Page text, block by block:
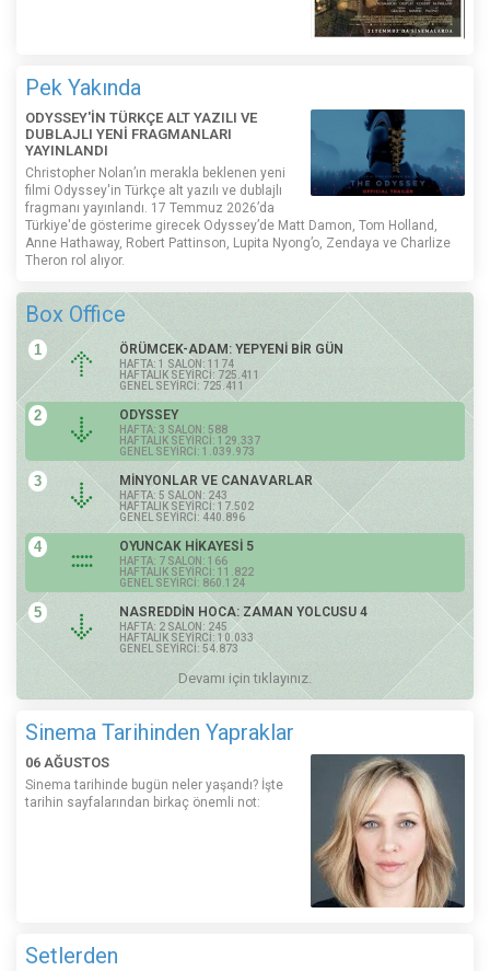
Pek Yakında
ODYSSEY'İN TÜRKÇE ALT YAZILI VE
DUBLAJLI YENİ FRAGMANLARI
YAYINLANDI
Christopher Nolan’ın merakla beklenen yeni
filmi Odyssey'in Türkçe alt yazılı ve dublajlı
fragmanı yayınlandı. 17 Temmuz 2026’da
Türkiye'de gösterime girecek Odyssey’de Matt Damon, Tom Holland,
Anne Hathaway, Robert Pattinson, Lupita Nyong’o, Zendaya ve Charlize
Theron rol alıyor.
Box Office
1 ÖRÜMCEK-ADAM: YEPYENİ BİR GÜN
HAFTA: 1 SALON: 1174
HAFTALIK SEYİRCİ: 725.411
GENEL SEYİRCİ: 725.411
2 ODYSSEY
HAFTA: 3 SALON: 588
HAFTALIK SEYİRCİ: 129.337
GENEL SEYİRCİ: 1.039.973
3 MİNYONLAR VE CANAVARLAR
HAFTA: 5 SALON: 243
HAFTALIK SEYİRCİ: 17.502
GENEL SEYİRCİ: 440.896
4 OYUNCAK HİKAYESİ 5
HAFTA: 7 SALON: 166
HAFTALIK SEYİRCİ: 11.822
GENEL SEYİRCİ: 860.124
5 NASREDDİN HOCA: ZAMAN YOLCUSU 4
HAFTA: 2 SALON: 245
HAFTALIK SEYİRCİ: 10.033
GENEL SEYİRCİ: 54.873
Devamı için tıklayınız.
Sinema Tarihinden Yapraklar
06 AĞUSTOS
Sinema tarihinde bugün neler yaşandı? İşte
tarihin sayfalarından birkaç önemli not:
Setlerden